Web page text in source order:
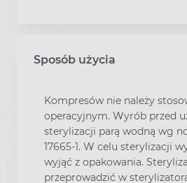
Sposób użycia
Kompresów nie należy
operacyjnym. Wyrób przed
sterylizacji parą wodną wg
17665-1. W celu sterylizacji
wyjąć z opakowania.
przeprowadzić w